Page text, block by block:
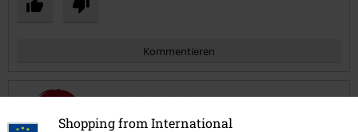
Shopping from International
Kommentieren
Michele M.